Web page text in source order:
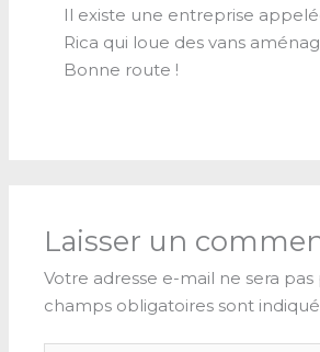
Il existe une entreprise
Rica qui loue des vans
Bonne route !
Laisser un
Votre adresse e-mail ne sera pas
champs obligatoires sont